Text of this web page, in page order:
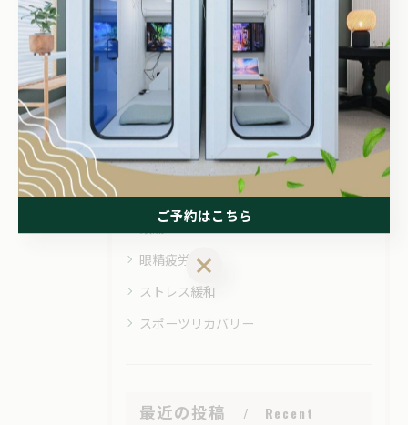
#頭痛 #酸素カプセル #酸素ボックス
カテゴリー Categories
全てのカテゴリー
睡眠不足
頭痛
眼精疲労
ストレス緩和
スポーツリカバリー
最近の投稿
Recent
ご予約はこちら
ご予約はこちら